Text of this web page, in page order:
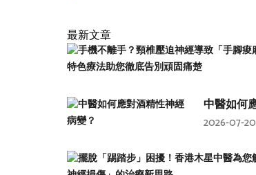
最新文章
中醫如何
2026-07-20